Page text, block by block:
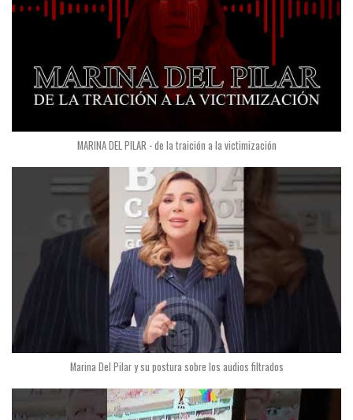
MARINA DEL PILAR - de la traición a la victimización
Marina Del Pilar y su postura sobre los audios filtrados